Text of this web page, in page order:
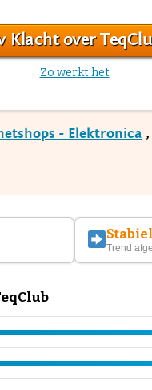
Klacht over
Zo werkt het
- Elektronica ,
Stabiel
Trend